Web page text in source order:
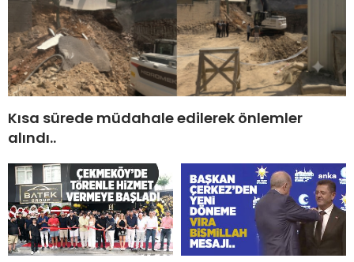
Kısa sürede müdahale edilerek önlemler
alındı..